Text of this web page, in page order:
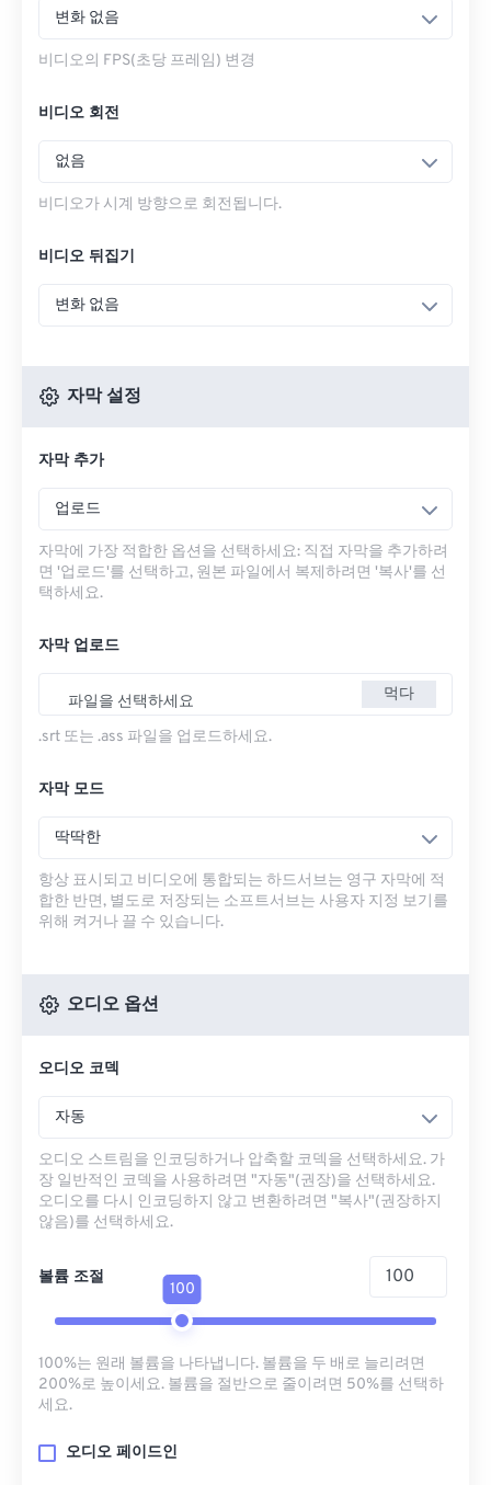
변화 없음
비디오의 FPS(초당 프레임) 변경
비디오 회전
없음
비디오가 시계 방향으로 회전됩니다.
비디오 뒤집기
변화 없음
자막 설정
자막 추가
업로드
자막에 가장 적합한 옵션을 선택하세요: 직접 자막을 추가하려
면 '업로드'를 선택하고, 원본 파일에서 복제하려면 '복사'를 선
택하세요.
자막 업로드
파일을 선택하세요 먹다
.srt 또는 .ass 파일을 업로드하세요.
자막 모드
딱딱한
항상 표시되고 비디오에 통합되는 하드서브는 영구 자막에 적
합한 반면, 별도로 저장되는 소프트서브는 사용자 지정 보기를
위해 켜거나 끌 수 있습니다.
오디오 옵션
오디오 코덱
자동
오디오 스트림을 인코딩하거나 압축할 코덱을 선택하세요. 가
장 일반적인 코덱을 사용하려면 "자동"(권장)을 선택하세요.
오디오를 다시 인코딩하지 않고 변환하려면 "복사"(권장하지
않음)를 선택하세요.
볼륨 조절
100
100%는 원래 볼륨을 나타냅니다. 볼륨을 두 배로 늘리려면
200%로 높이세요. 볼륨을 절반으로 줄이려면 50%를 선택하
세요.
오디오 페이드인